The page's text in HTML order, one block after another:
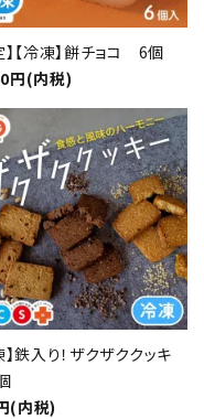
】【冷凍】餅チョコ 6個
円(内税)
】鉄入り！ザクザククッキ
(内税)
close